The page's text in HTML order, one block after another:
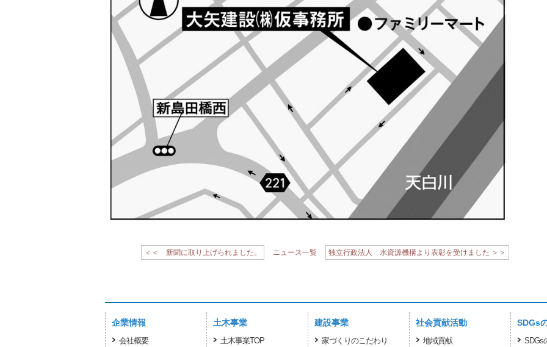
＜＜ 新聞に取り上げられました。 ニュース一覧 独立行政法人 水資源機構より表彰を受けました ＞＞
企業情報
会社概要
土木事業
土木事業TOP
建設事業
家づくりのこだわり
社会貢献活動
地域貢献
SDGs
SDGs